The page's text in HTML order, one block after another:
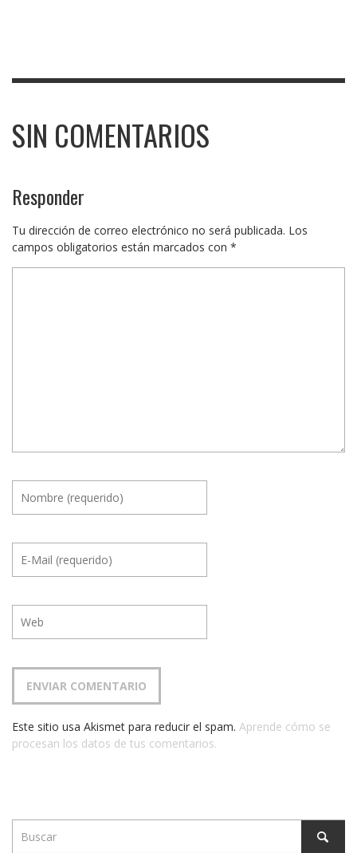
SIN COMENTARIOS
Responder
Tu dirección de correo electrónico no será publicada. Los
campos obligatorios están marcados con *
Este sitio usa Akismet para reducir el spam. Aprende cómo se
procesan los datos de tus comentarios.